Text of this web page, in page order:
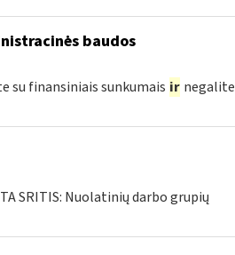
baudos
su finansiniais sunkumais ir negalite
SRITIS: Nuolatinių darbo grupių